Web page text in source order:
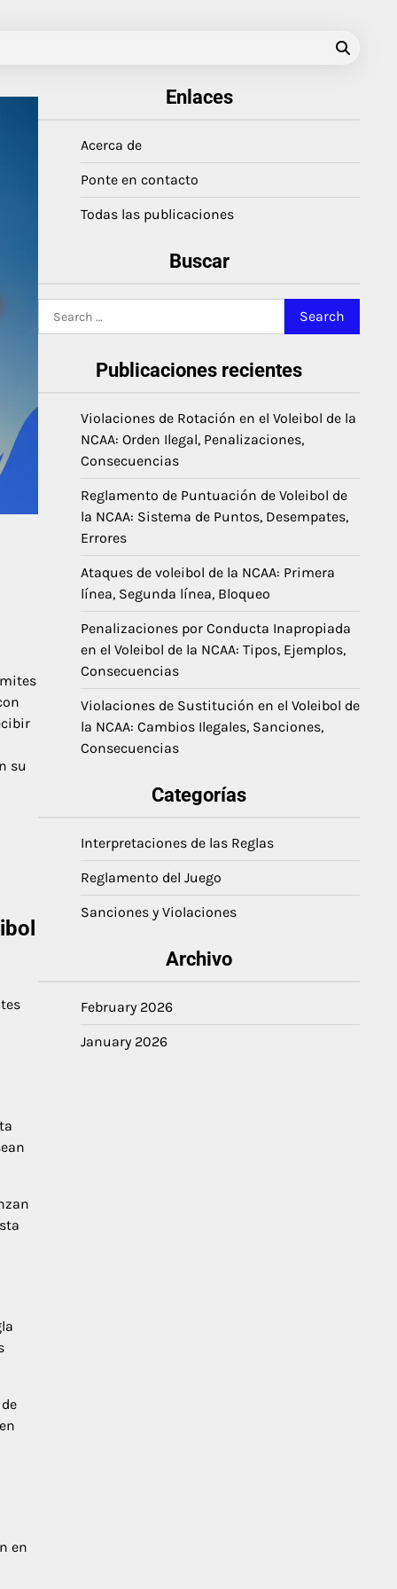
su
en
Enlaces
Acerca de
Ponte en contacto
Todas las publicaciones
Buscar
for:
Publicaciones recientes
Violaciones de Rotación en el Voleibol de la
NCAA: Orden Ilegal, Penalizaciones,
Consecuencias
Reglamento de Puntuación de Voleibol de
la NCAA: Sistema de Puntos, Desempates,
Errores
Ataques de voleibol de la NCAA: Primera
línea, Segunda línea, Bloqueo
Penalizaciones por Conducta Inapropiada
en el Voleibol de la NCAA: Tipos, Ejemplos,
Consecuencias
Violaciones de Sustitución en el Voleibol de
la NCAA: Cambios Ilegales, Sanciones,
Consecuencias
Categorías
Interpretaciones de las Reglas
Reglamento del Juego
Sanciones y Violaciones
Archivo
February 2026
January 2026